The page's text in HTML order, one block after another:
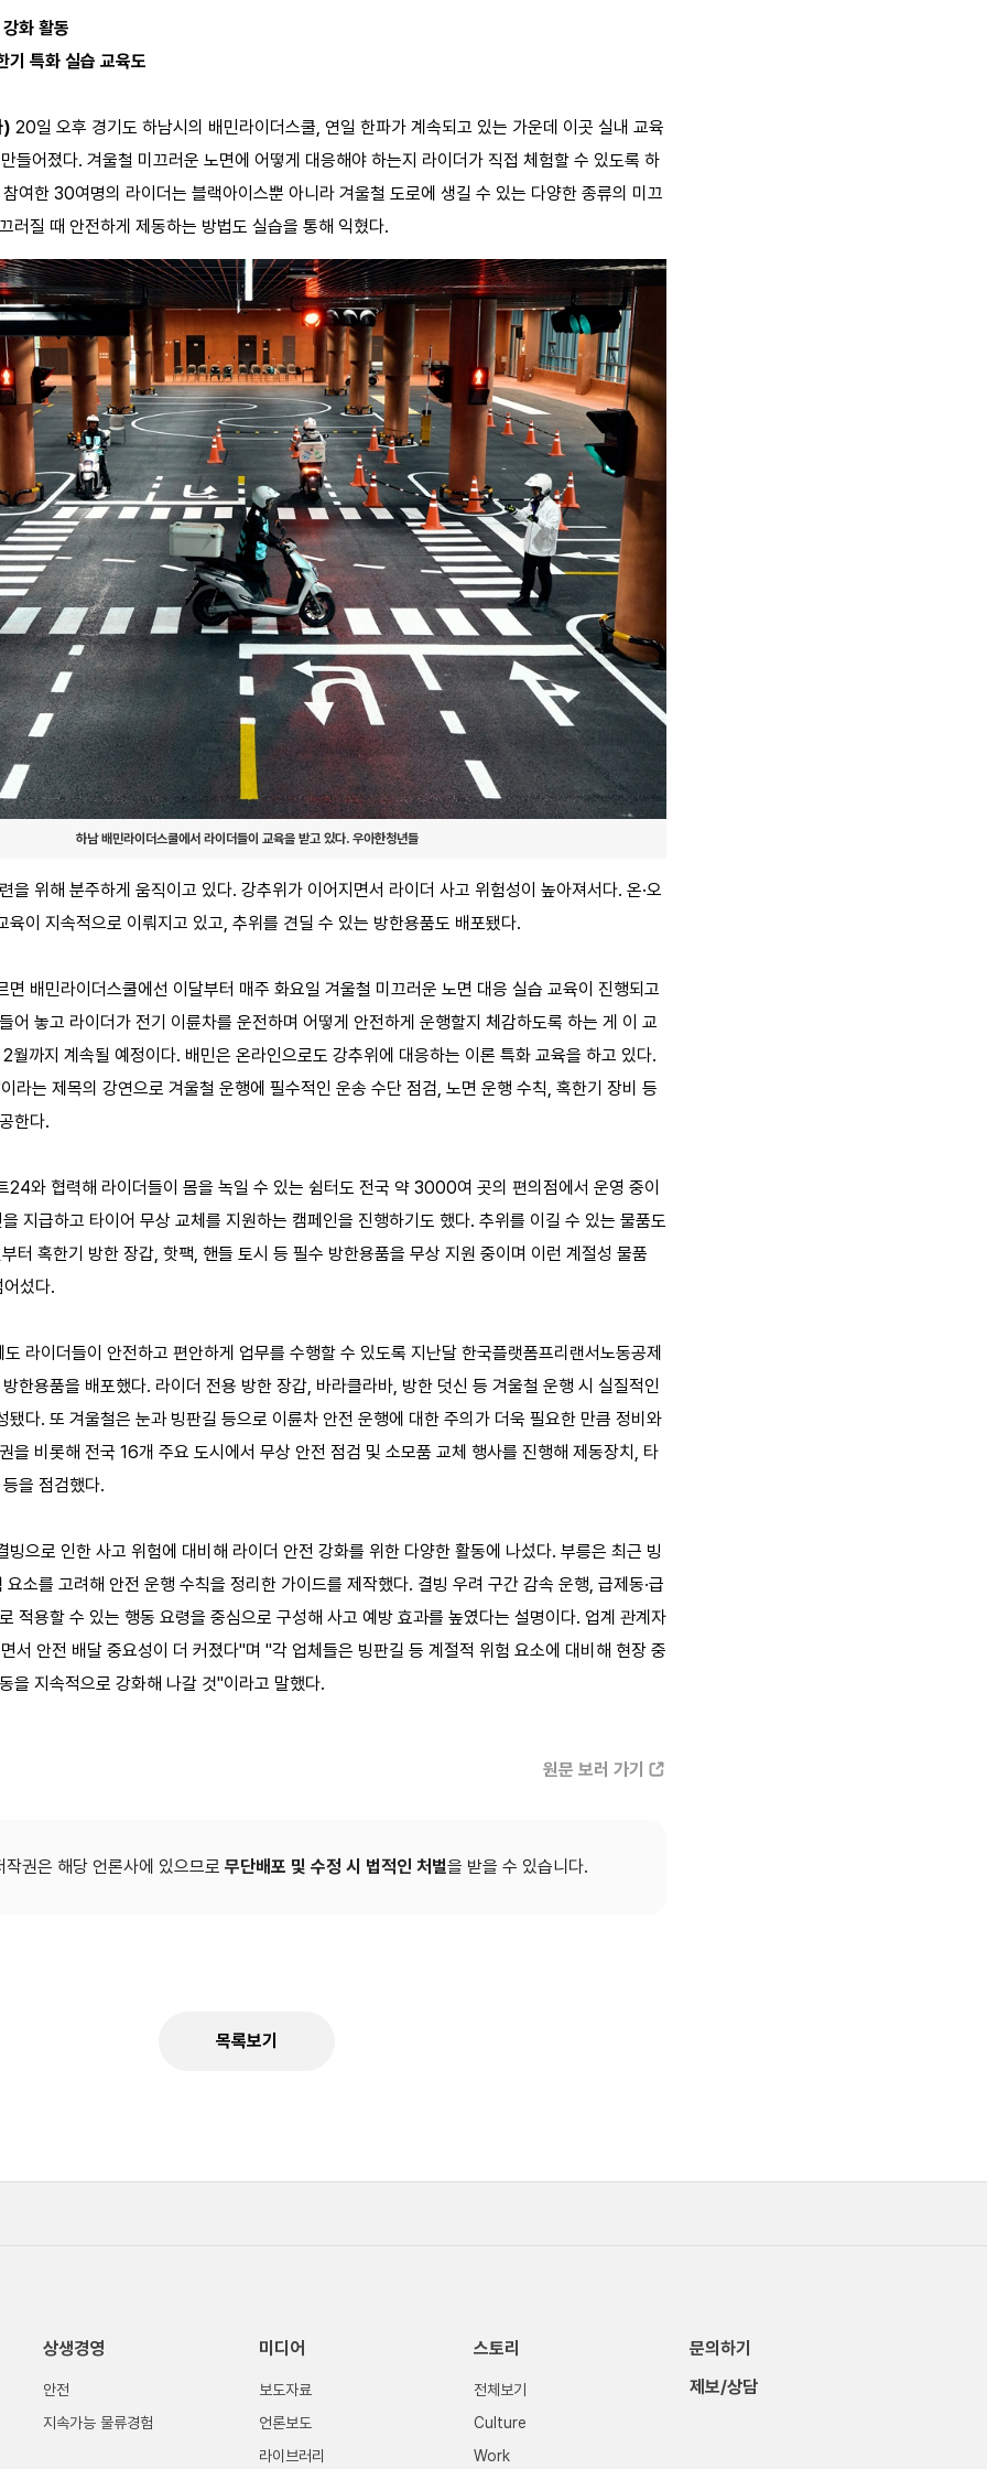
화 활동
기 특화 실습 교육도
) 20일 오후 경기도 하남시의 배민라이더스쿨, 연일 한파가 계속되고 있는 가운데 이곳 실내 교육
들어졌다. 겨울철 미끄러운 노면에 어떻게 대응해야 하는지 라이더가 직접 체험할 수 있도록 하
여한 30여명의 라이더는 블랙아이스뿐 아니라 겨울철 도로에 생길 수 있는 다양한 종류의 미끄
러질 때 안전하게 제동하는 방법도 실습을 통해 익혔다.
하남 배민라이더스쿨에서 라이더들이 교육을 받고 있다. 우아한청년들
을 위해 분주하게 움직이고 있다. 강추위가 이어지면서 라이더 사고 위험성이 높아져서다. 온·오
육이 지속적으로 이뤄지고 있고, 추위를 견딜 수 있는 방한용품도 배포됐다.
면 배민라이더스쿨에선 이달부터 매주 화요일 겨울철 미끄러운 노면 대응 실습 교육이 진행되고
어 놓고 라이더가 전기 이륜차를 운전하며 어떻게 안전하게 운행할지 체감하도록 하는 게 이 교
월까지 계속될 예정이다. 배민은 온라인으로도 강추위에 대응하는 이론 특화 교육을 하고 있다.
라는 제목의 강연으로 겨울철 운행에 필수적인 운송 수단 점검, 노면 운행 수칙, 혹한기 장비 등
한다.
24와 협력해 라이더들이 몸을 녹일 수 있는 쉼터도 전국 약 3000여 곳의 편의점에서 운영 중이
지급하고 타이어 무상 교체를 지원하는 캠페인을 진행하기도 했다. 추위를 이길 수 있는 물품도
터 혹한기 방한 장갑, 핫팩, 핸들 토시 등 필수 방한용품을 무상 지원 중이며 이런 계절성 물품
섰다.
라이더들이 안전하고 편안하게 업무를 수행할 수 있도록 지난달 한국플랫폼프리랜서노동공제
한용품을 배포했다. 라이더 전용 방한 장갑, 바라클라바, 방한 덧신 등 겨울철 운행 시 실질적인
됐다. 또 겨울철은 눈과 빙판길 등으로 이륜차 안전 운행에 대한 주의가 더욱 필요한 만큼 정비와
을 비롯해 전국 16개 주요 도시에서 무상 안전 점검 및 소모품 교체 행사를 진행해 제동장치, 타
을 점검했다.
빙으로 인한 사고 위험에 대비해 라이더 안전 강화를 위한 다양한 활동에 나섰다. 부릉은 최근 빙
소를 고려해 안전 운행 수칙을 정리한 가이드를 제작했다. 결빙 우려 구간 감속 운행, 급제동·급
적용할 수 있는 행동 요령을 중심으로 구성해 사고 예방 효과를 높였다는 설명이다. 업계 관계자
서 안전 배달 중요성이 더 커졌다"며 "각 업체들은 빙판길 등 계절적 위험 요소에 대비해 현장 중
을 지속적으로 강화해 나갈 것"이라고 말했다.
원문 보러 가기
작권은 해당 언론사에 있으므로 무단배포 및 수정 시 법적인 처벌을 받을 수 있습니다.
목록보기
상생경영
안전
지속가능 물류경험
미디어
보도자료
언론보도
라이브러리
스토리
전체보기
Culture
Work
문의하기
제보/상담